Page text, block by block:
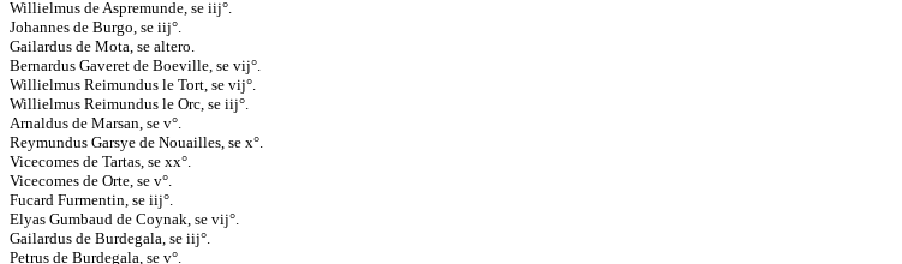
Willielmus de Aspremunde, se iij°.
Johannes de Burgo, se iij°.
Gailardus de Mota, se altero.
Bernardus Gaveret de Boeville, se vij°.
Willielmus Reimundus le Tort, se vij°.
Willielmus Reimundus le Orc, se iij°.
Arnaldus de Marsan, se v°.
Reymundus Garsye de Nouailles, se x°.
Vicecomes de Tartas, se xx°.
Vicecomes de Orte, se v°.
Fucard Furmentin, se iij°.
Elyas Gumbaud de Coynak, se vij°.
Gailardus de Burdegala, se iij°.
Petrus de Burdegala, se v°.